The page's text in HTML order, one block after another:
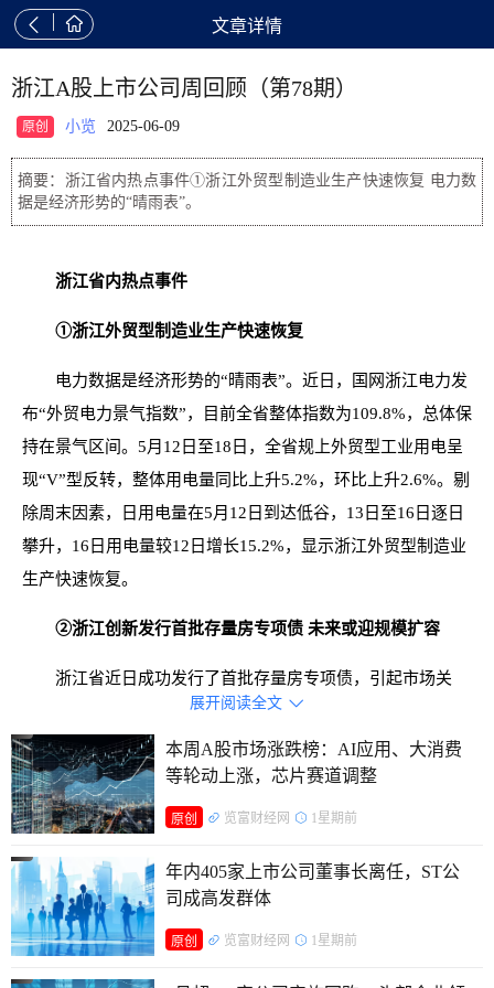
  文章详情
浙江A股上市公司周回顾（第78期）
原创 小览 2025-06-09
摘要：浙江省内热点事件①浙江外贸型制造业生产快速恢复 电力数
据是经济形势的“晴雨表”。
浙江省内热点事件
①浙江外贸型制造业生产快速恢复
电力数据是经济形势的“晴雨表”。近日，国网浙江电力发
布“外贸电力景气指数”，目前全省整体指数为109.8%，总体保
持在景气区间。5月12日至18日，全省规上外贸型工业用电呈
现“V”型反转，整体用电量同比上升5.2%，环比上升2.6%。剔
除周末因素，日用电量在5月12日到达低谷，13日至16日逐日
攀升，16日用电量较12日增长15.2%，显示浙江外贸型制造业
生产快速恢复。
②浙江创新发行首批存量房专项债 未来或迎规模扩容
浙江省近日成功发行了首批存量房专项债，引起市场关
注。根据浙江省财政厅发布的《2025年浙江省政府专项债券
（十三至二十期）信息披露文件》，此次专项债券的发行规模
为552.67亿元，其中16.53亿元专项用于收购存量商品房。业
内人士称，此次专项债中用于收购存量商品房的部分仅占总规
用。随着相关项目运作模式的不断完善，未来可能会进一步提
高专项债券在该领域的配置比例。展望未来，市场机构认为，
二季度可能会成为地方债集中发行的高峰期，需警惕在“自审
自发”等政策推动下，地方债发行速度加快可能带来的超预期
展开阅读全文 
本周A股市场涨跌榜：AI应用、大消费
等轮动上涨，芯片赛道调整
原创 览富财经网 1星期前
年内405家上市公司董事长离任，ST公
司成高发群体
原创 览富财经网 1星期前